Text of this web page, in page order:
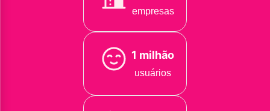
empresas
1 milhão
usuários